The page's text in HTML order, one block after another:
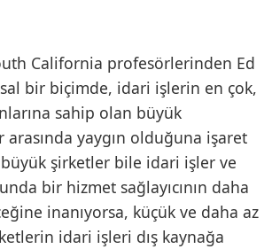
California profesörlerinden Ed
bir biçimde, idari işlerin en çok,
sahip olan büyük
yaygın olduğuna işaret
şirketler bile idari işler ve
bir hizmet sağlayıcının daha
inanıyorsa, küçük ve daha az
idari işleri dış kaynağa